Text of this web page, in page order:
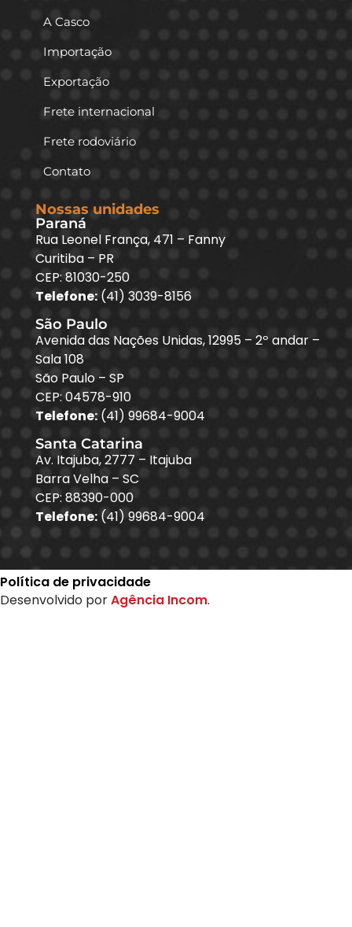
A Casco
Importação
Exportação
Frete internacional
Frete rodoviário
Contato
Nossas unidades
Paraná
Rua Leonel França, 471 – Fanny
Curitiba – PR
CEP: 81030-250
Telefone: (41) 3039-8156
São Paulo
Avenida das Nações Unidas, 12995 – 2º andar –
Sala 108
São Paulo – SP
CEP: 04578-910
Telefone: (41) 99684-9004
Santa Catarina
Av. Itajuba, 2777 – Itajuba
Barra Velha – SC
CEP: 88390-000
Telefone: (41) 99684-9004
Política de privacidade
Desenvolvido porAgência Incom.